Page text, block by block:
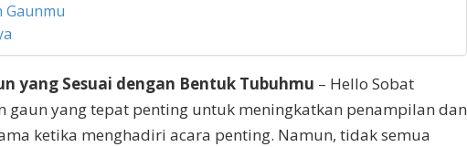
Gaunmu
yang Sesuai dengan Bentuk Tubuhmu – Hello Sobat
gaun yang tepat penting untuk meningkatkan penampilan dan
ketika menghadiri acara penting. Namun, tidak semua